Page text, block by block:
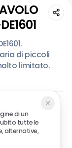
di piccoli
limitato.
bianco.
di un
tutte le
alternative,